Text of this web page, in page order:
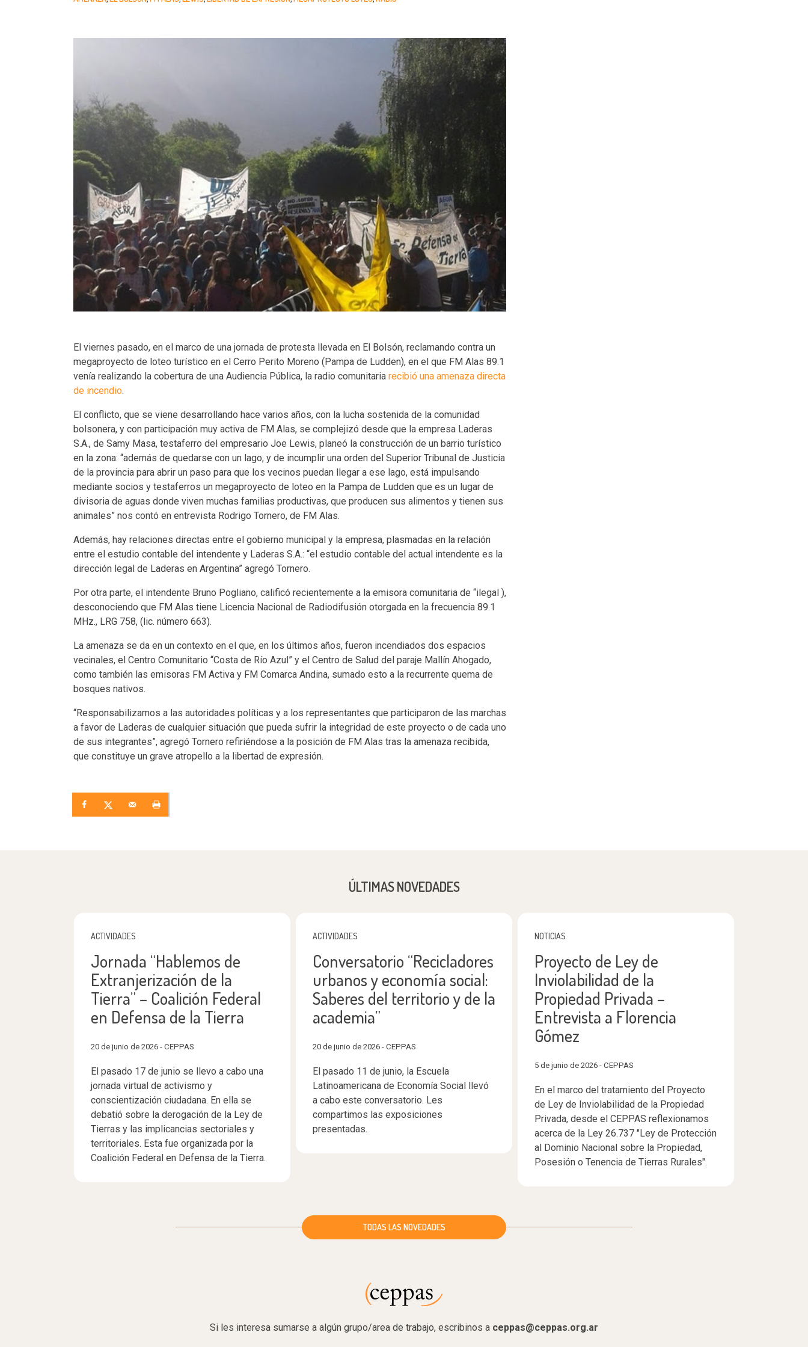
El viernes pasado, en el marco de una jornada de protesta llevada en El Bolsón, reclamando contra un
megaproyecto de loteo turístico en el Cerro Perito Moreno (Pampa de Ludden), en el que FM Alas 89.1
venía realizando la cobertura de una Audiencia Pública, la radio comunitaria recibió una amenaza directa
de incendio.
El conflicto, que se viene desarrollando hace varios años, con la lucha sostenida de la comunidad
bolsonera, y con participación muy activa de FM Alas, se complejizó desde que la empresa Laderas
S.A., de Samy Masa, testaferro del empresario Joe Lewis, planeó la construcción de un barrio turístico
en la zona: “además de quedarse con un lago, y de incumplir una orden del Superior Tribunal de Justicia
de la provincia para abrir un paso para que los vecinos puedan llegar a ese lago, está impulsando
mediante socios y testaferros un megaproyecto de loteo en la Pampa de Ludden que es un lugar de
divisoria de aguas donde viven muchas familias productivas, que producen sus alimentos y tienen sus
animales” nos contó en entrevista Rodrigo Tornero, de FM Alas.
Además, hay relaciones directas entre el gobierno municipal y la empresa, plasmadas en la relación
entre el estudio contable del intendente y Laderas S.A.: “el estudio contable del actual intendente es la
dirección legal de Laderas en Argentina” agregó Tornero.
Por otra parte, el intendente Bruno Pogliano, calificó recientemente a la emisora comunitaria de “ilegal ),
desconociendo que FM Alas tiene Licencia Nacional de Radiodifusión otorgada en la frecuencia 89.1
MHz., LRG 758, (lic. número 663).
La amenaza se da en un contexto en el que, en los últimos años, fueron incendiados dos espacios
vecinales, el Centro Comunitario “Costa de Río Azul” y el Centro de Salud del paraje Mallín Ahogado,
como también las emisoras FM Activa y FM Comarca Andina, sumado esto a la recurrente quema de
bosques nativos.
“Responsabilizamos a las autoridades políticas y a los representantes que participaron de las marchas
a favor de Laderas de cualquier situación que pueda sufrir la integridad de este proyecto o de cada uno
de sus integrantes”, agregó Tornero refiriéndose a la posición de FM Alas tras la amenaza recibida,
que constituye un grave atropello a la libertad de expresión.
ÚLTIMAS NOVEDADES
ACTIVIDADES
Jornada “Hablemos de
Extranjerización de la
Tierra” – Coalición Federal
en Defensa de la Tierra
20 de junio de 2026 - CEPPAS
El pasado 17 de junio se llevo a cabo una
jornada virtual de activismo y
conscientización ciudadana. En ella se
debatió sobre la derogación de la Ley de
Tierras y las implicancias sectoriales y
territoriales. Esta fue organizada por la
Coalición Federal en Defensa de la Tierra.
ACTIVIDADES
Conversatorio “Recicladores
urbanos y economía social:
Saberes del territorio y de la
academia”
20 de junio de 2026 - CEPPAS
El pasado 11 de junio, la Escuela
Latinoamericana de Economía Social llevó
a cabo este conversatorio. Les
compartimos las exposiciones
presentadas.
NOTICIAS
Proyecto de Ley de
Inviolabilidad de la
Propiedad Privada –
Entrevista a Florencia
Gómez
5 de junio de 2026 - CEPPAS
En el marco del tratamiento del Proyecto
de Ley de Inviolabilidad de la Propiedad
Privada, desde el CEPPAS reflexionamos
acerca de la Ley 26.737 "Ley de Protección
al Dominio Nacional sobre la Propiedad,
Posesión o Tenencia de Tierras Rurales".
TODAS LAS NOVEDADES
Si les interesa sumarse a algún grupo/area de trabajo, escribinos a ceppas@ceppas.org.ar